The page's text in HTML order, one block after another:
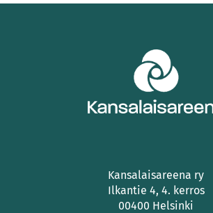
Kansalaisareena ry
Ilkantie 4, 4. kerros
00400 Helsinki